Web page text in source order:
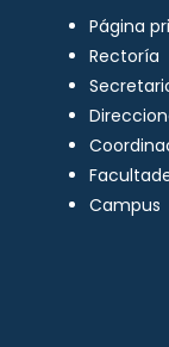
Página
Rectoría
Campus